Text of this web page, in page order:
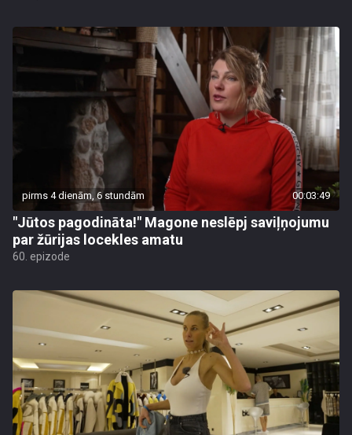
pirms 4 dienām, 6 stundām 00:03:49
"Jūtos pagodināta!" Magone neslēpj saviļņojumu
par žūrijas locekles amatu
60. epizode